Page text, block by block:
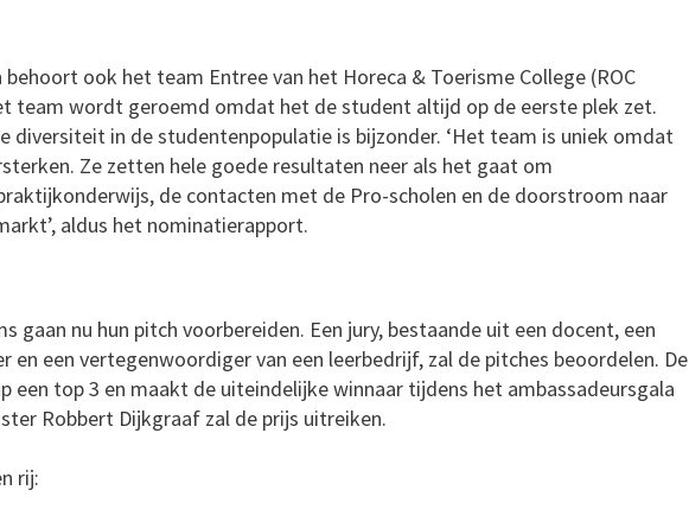
ook het team Entree van het Horeca & Toerisme College (ROC
team wordt geroemd omdat het de student altijd op de eerste plek zet.
diversiteit in de studentenpopulatie is bijzonder. ‘Het team is uniek omdat
Ze zetten hele goede resultaten neer als het gaat om
de contacten met de Pro-scholen en de doorstroom naar
aldus het nominatierapport.
gaan nu hun pitch voorbereiden. Een jury, bestaande uit een docent, een
en een vertegenwoordiger van een leerbedrijf, zal de pitches beoordelen. De
een top 3 en maakt de uiteindelijke winnaar tijdens het ambassadeursgala
Robbert Dijkgraaf zal de prijs uitreiken.
rij: